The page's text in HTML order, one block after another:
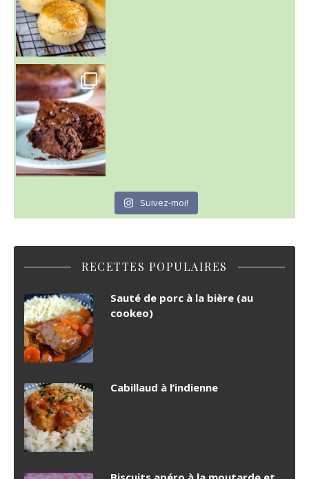
~ GÂTEAU FONDANT CHOCO NOISETTE ~
C'est lundi
Suivez-moi!
RECETTES POPULAIRES
Sauté de porc à la bière (au
cookeo)
Cabillaud à l’indienne